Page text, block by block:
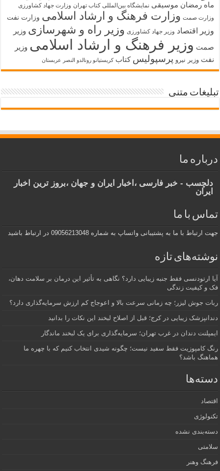
ماه رمضان موسیقی نمایشگاه بین‌المللی کتاب تهران وزارت جهاد کشاورزی
وزارت صمت وزارت فرهنگ و ارشاد اسلامی وزارت نفت
وزیر اقتصاد وزیر جهاد کشاورزی وزیر راه و شهرسازی وزیر
صمت وزیر فرهنگ و ارشاد اسلامی وزیر
نفت وزیر نیرو پرسپولیس کتاب کریستیانو رونالدو النصر عربستان
تبلیغات متنی
درباره ما
دلچسب - خبر فارسی ،اخبار ایران و جهان ،بروز ترین اخبار
ایران
تماس با ما
جهت ارتباط با ما به پشتیبانی واتساپ به شماره 09056213048 در ارتباط باشید
نوشته‌های تازه
آیا ارتودنسی فقط جنبه زیبایی دارد؟ نگاهی به تأثیر این درمان بر سلامت دهان،
فک و کیفیت زندگی
ربات جوش لیزر؛ چه زمانی سرعت بالا و اعوجاج کم ارزش سرمایه‌گذاری دارد؟
دندانپزشک زیبایی در کرج؛ قبل از اصلاح لبخند این نکات را بدانید
ایمپلنت دندان در غرب تهران؛ سرمایه‌گذاری برای یک لبخند ماندگار
رنگ کامپوزیت فقط سفید نیست؛ چگونه شیدی انتخاب کنیم که با چهره ما
هماهنگ باشد؟
دسته‌ها
اقتصاد
تکنولوژی
دسته‌بندی نشده
سلامتی
فرهنگ وهنر